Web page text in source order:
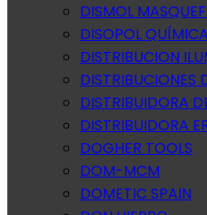
DISMOL
DISOPOL QUÍMICA
DISTRIBUCION
DISTRIBUCIONES
DISTRIBUIDORA
DISTRIBUIDORA
DOGHER TOOLS
DOM-MCM
DOMETIC SPAIN